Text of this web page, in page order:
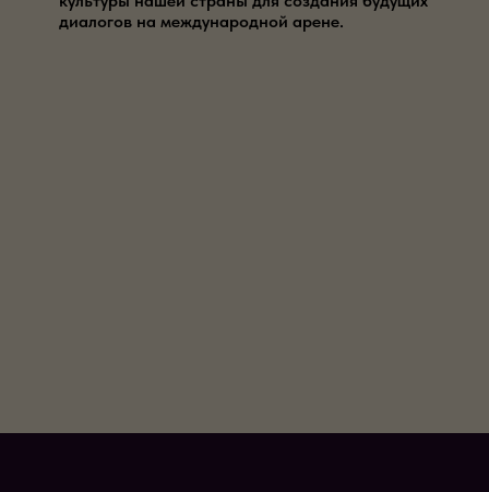
диалогов на международной арене.